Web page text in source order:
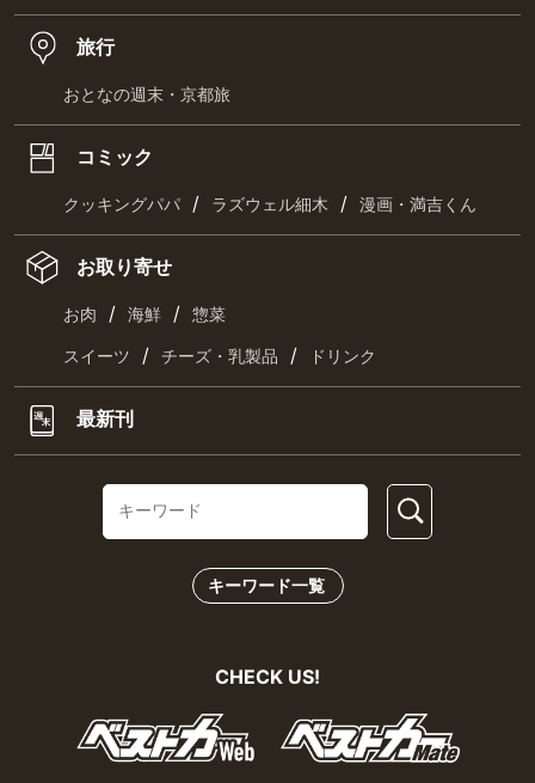
旅行
おとなの週末・京都旅
コミック
クッキングパパ / ラズウェル細木 / 漫画・満吉くん
お取り寄せ
お肉 / 海鮮 / 惣菜
スイーツ / チーズ・乳製品 / ドリンク
最新刊
キーワード一覧
CHECK US!